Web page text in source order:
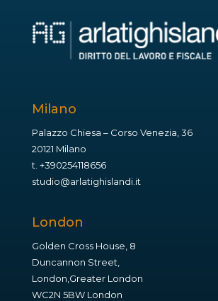
Milano
Palazzo Chiesa – Corso Venezia, 36
20121 Milano
t. +390254118656
studio@arlatighislandi.it
London
Golden Cross House, 8
Duncannon Street,
London,Greater London
WC2N 5BW London